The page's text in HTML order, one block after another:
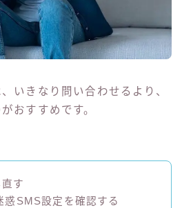
いきなり問い合わせるより、
おすすめです。
す
SMS設定を確認する